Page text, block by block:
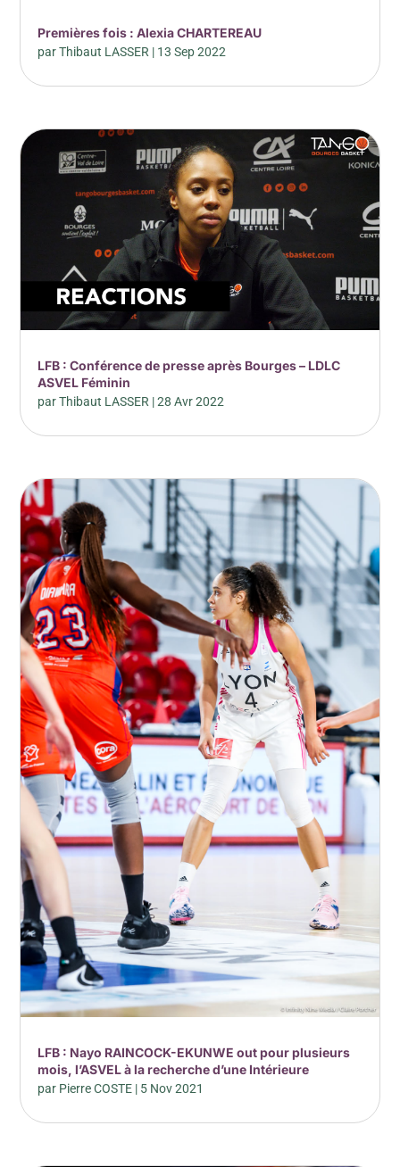
Premières fois : Alexia CHARTEREAU
parThibaut LASSER | 13 Sep 2022
LFB : Conférence de presse après Bourges – LDLC
ASVEL Féminin
parThibaut LASSER |28 Avr 2022
LFB : Nayo RAINCOCK-EKUNWE out pour plusieurs
mois, l’ASVEL à la recherche d’une Intérieure
par Pierre COSTE | 5 Nov 2021